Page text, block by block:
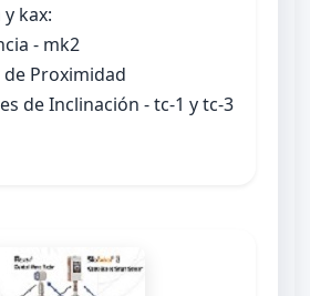
kax:
- mk2
Proximidad
de Inclinación - tc-1 y tc-3